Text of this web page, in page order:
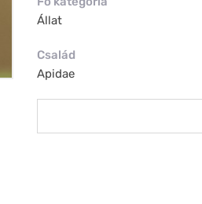
Állat
Család
Apidae